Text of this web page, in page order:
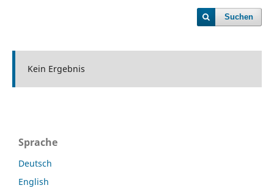
Suchen
Kein Ergebnis
Sprache
Deutsch
English